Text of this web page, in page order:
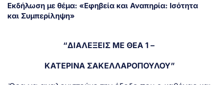
Εκδήλωση με θέμα: «Εφηβεία και Αναπηρία: Ισότητα
και Συμπερίληψη»
“ΔΙΑΛΕΞΕΙΣ ΜΕ ΘΕΑ 1 –
ΚΑΤΕΡΙΝΑ ΣΑΚΕΛΛΑΡΟΠΟΥΛΟΥ”